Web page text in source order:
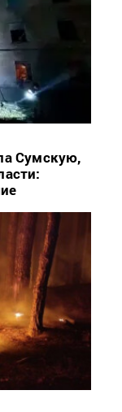
Сумскую,